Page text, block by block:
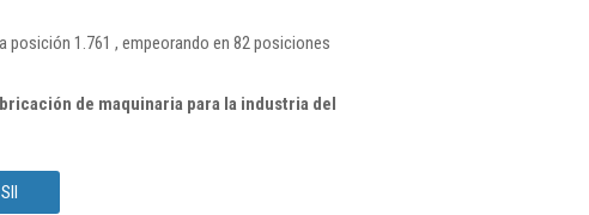
posición 1.761 , empeorando en 82 posiciones
de maquinaria para la industria del